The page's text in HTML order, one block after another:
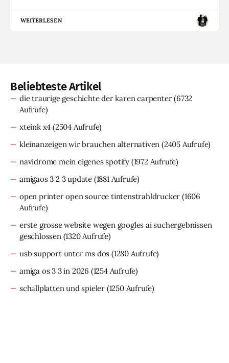
WEITERLESEN
Beliebteste Artikel
die traurige geschichte der karen carpenter(6732
Aufrufe)
xteink x4 (2504 Aufrufe)
kleinanzeigen wir brauchen alternativen (2405 Aufrufe)
navidrome mein eigenes spotify (1972 Aufrufe)
amigaos 3 2 3 update (1881 Aufrufe)
open printer open source tintenstrahldrucker (1606
Aufrufe)
erste grosse website wegen googles ai suchergebnissen
geschlossen (1320 Aufrufe)
usb support unter ms dos (1280 Aufrufe)
amiga os 3 3 in 2026 (1254 Aufrufe)
schallplatten und spieler (1250 Aufrufe)